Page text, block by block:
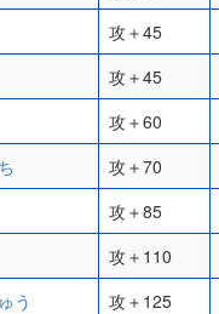
攻＋45
攻＋45
攻＋60
攻＋70
攻＋85
攻＋110
う
攻＋125